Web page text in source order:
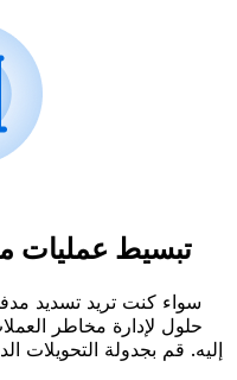
تبسيط عمليات
سواء كنت تريد تسديد
حلول لإدارة مخاطر